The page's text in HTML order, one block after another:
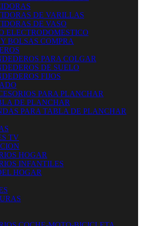
DE VARILLAS
DE VASO
ELECTRODOMESTICO
BOLSAS COMPRA
PARA COLGAR
DE SUELO
FIJOS
PARA PLANCHAR
DE PLANCHAR
PARA TABLA DE PLANCHAR
TV
HOGAR
INFANTILES
HOGAR